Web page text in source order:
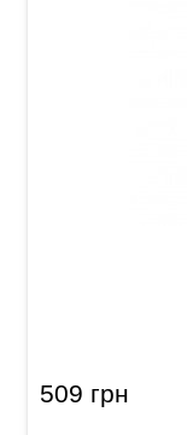
509 грн